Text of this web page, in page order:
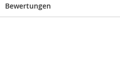
Bewertungen